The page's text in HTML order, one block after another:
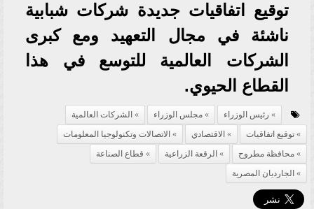
توقيع اتفاقيات جديدة شركات شبابية
ناشئة في مجال التعهيد ومع كبرى
الشركات العالمية للتوسع في هذا
القطاع الحيوي.
رئيس الوزراء مجلس الوزراء
الشركات العالمية
توقيع اتفاقيات
الاقتصادي
الاتصالات وتكنولوجيا المعلومات
محافظة مطروح
الرقعة الزراعية
قطاع الصناعة
الجارديان المصرية